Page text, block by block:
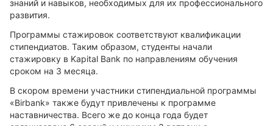
знаний и навыков, необходимых для их профессионального
развития.
Программы стажировок соответствуют квалификации
стипендиатов. Таким образом, студенты начали
стажировку в Kapital Bank по направлениям обучения
сроком на 3 месяца.
В скором времени участники стипендиальной программы
«Birbank» также будут привлечены к программе
наставничества. Всего же до конца года будет